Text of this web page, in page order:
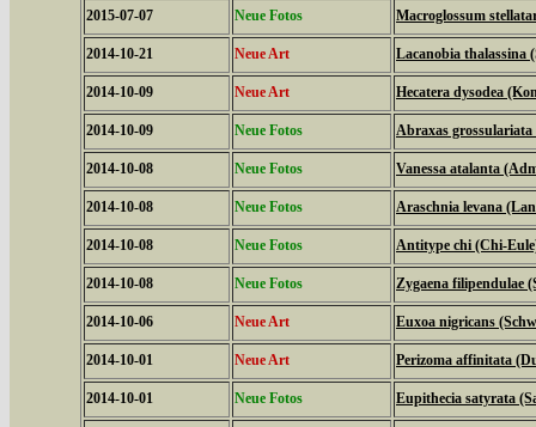
2015-07-07 Neue Fotos Macroglossum
2014-10-21 Neue Art Lacanobia thalassina
2014-10-09 Neue Art Hecatera dysodea
2014-10-09 Neue Fotos Abraxas grossulariata
2014-10-08 Neue Fotos Vanessa atalanta
2014-10-08 Neue Fotos Araschnia levana
2014-10-08 Neue Fotos Antitype chi (Chi-
2014-10-08 Neue Fotos Zygaena filipendulae
2014-10-06 Neue Art Euxoa nigricans
2014-10-01 Neue Art Perizoma affinitata
2014-10-01 Neue Fotos Eupithecia satyrata